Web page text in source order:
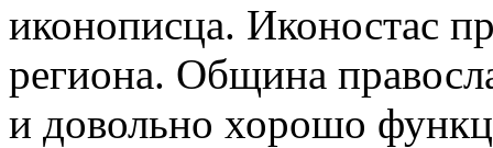
иконописца. Иконостас
региона. Община
и довольно хорошо